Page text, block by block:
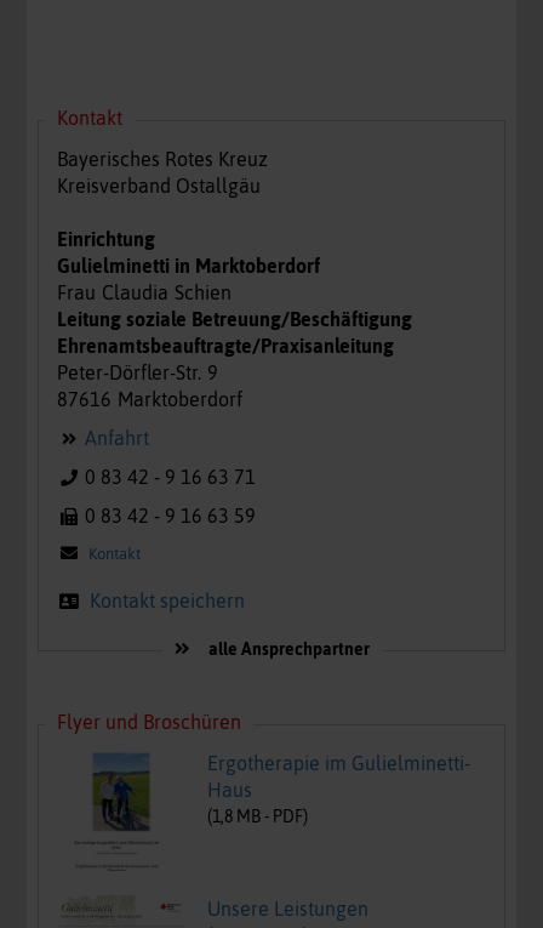
Kontakt
Bayerisches Rotes Kreuz
Kreisverband Ostallgäu
Einrichtung
Gulielminetti in Marktoberdorf
Frau Claudia Schien
Leitung soziale Betreuung/Beschäftigung
Ehrenamtsbeauftragte/Praxisanleitung
Peter-Dörfler-Str. 9
87616 Marktoberdorf
Anfahrt
0 83 42 - 9 16 63 71
0 83 42 - 9 16 63 59
Kontakt
Kontakt speichern
alle Ansprechpartner
Flyer und Broschüren
Ergotherapie im Gulielminetti-
Haus
(1,8 MB - PDF)
Unsere Leistungen